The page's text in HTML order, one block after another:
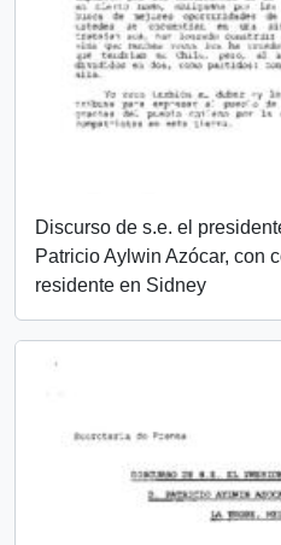
Discurso de s.e. el
Patricio Aylwin Azócar, con
residente en Sidney